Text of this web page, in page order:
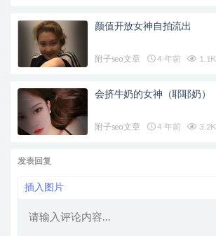
颜值开放女神自拍流出
附子seo文章 4 年前 1.1K
会挤牛奶的女神（耶耶奶）
附子seo文章 4 年前 3.2K
发表回复
插入图片